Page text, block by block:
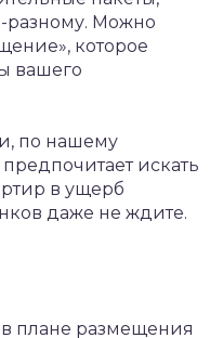
разному. Можно
которое
вашего
по нашему
искать
в ущерб
даже не ждите.
плане размещения